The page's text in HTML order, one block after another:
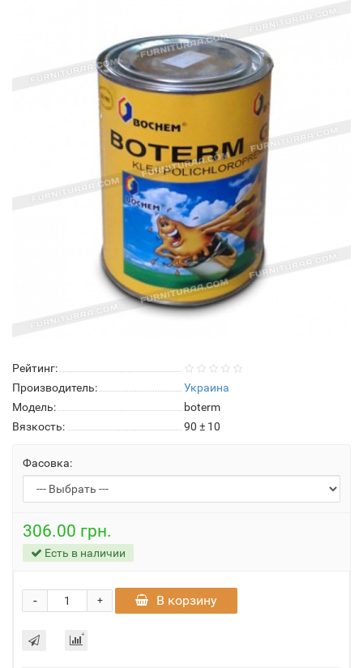
Рейтинг:
Производитель:
Украина
Модель:
boterm
Вязкость:
90 ± 10
Фасовка:
306.00 грн.
Есть в наличии
+
- В корзину